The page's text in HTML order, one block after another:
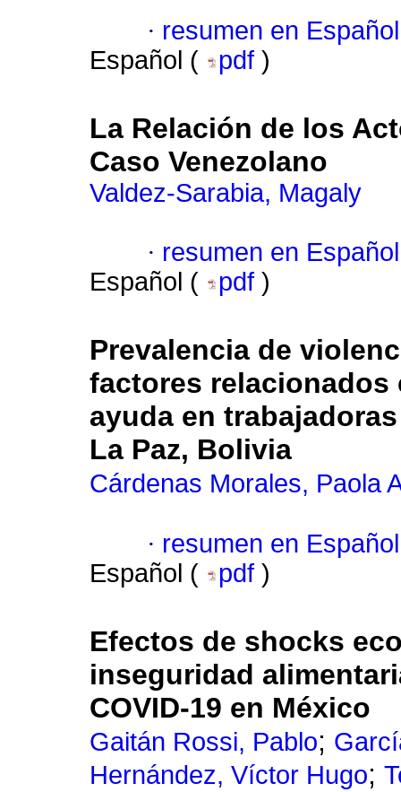
· resumen en Español
Español (
pdf )
La Relación de los
Caso Venezolano
Valdez-Sarabia, Magaly
· resumen en Español
Español (
pdf )
Prevalencia de
factores
ayuda en
La Paz, Bolivia
Cárdenas Morales, Paola
· resumen en Español
Español (
pdf )
Efectos de shocks
inseguridad
COVID-19 en México
Gaitán Rossi, Pablo;
Hernández, Víctor Hugo;